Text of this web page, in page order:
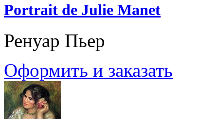
Portrait de Julie Manet
Ренуар Пьер
Оформить и заказать